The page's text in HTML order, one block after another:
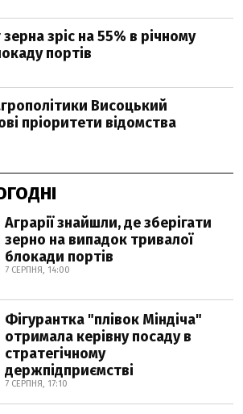
зріс на 55% в річному
портів
Висоцький
пріоритети відомства
Аграрії знайшли, де зберігати
зерно на випадок тривалої
блокади портів
7 СЕРПНЯ, 14:00
Фігурантка "плівок Міндіча"
отримала керівну посаду в
стратегічному
держпідприємстві
7 СЕРПНЯ, 17:10